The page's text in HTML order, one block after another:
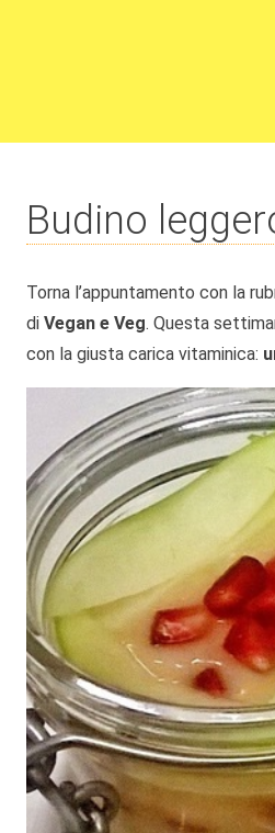
Budino
Torna l’appuntamento con la
di Vegan e Veg. Questa
con la giusta carica vitaminica: